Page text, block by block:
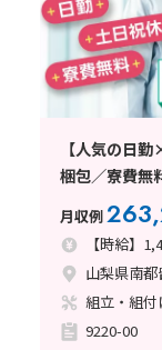
【人気の日
梱包／寮費無
月収例
【時給】
山梨県南
組立・組付
9220-00